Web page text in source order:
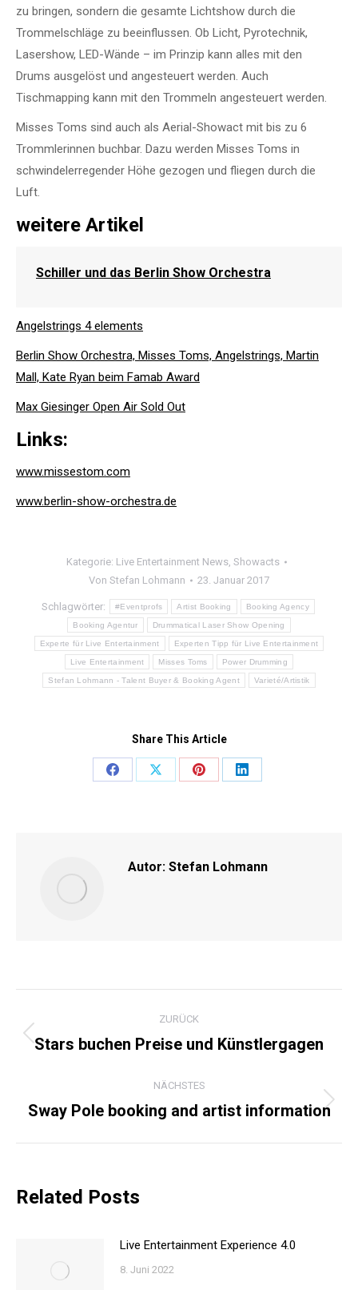
zu bringen, sondern die gesamte Lichtshow durch die
Trommelschläge zu beeinflussen. Ob Licht, Pyrotechnik,
Lasershow, LED-Wände – im Prinzip kann alles mit den
Drums ausgelöst und angesteuert werden. Auch
Tischmapping kann mit den Trommeln angesteuert werden.
Misses Toms sind auch als Aerial-Showact mit bis zu 6
Trommlerinnen buchbar. Dazu werden Misses Toms in
schwindelerregender Höhe gezogen und fliegen durch die
Luft.
weitere Artikel
Schiller und das Berlin Show Orchestra
Angelstrings 4 elements
Berlin Show Orchestra, Misses Toms, Angelstrings, Martin
Mall, Kate Ryan beim Famab Award
Max Giesinger Open Air Sold Out
Links:
www.missestom.com
www.berlin-show-orchestra.de
Kategorie: Live Entertainment News, Showacts
Von Stefan Lohmann 23. Januar 2017
Schlagwörter: #Eventprofs Artist Booking Booking Agency
Booking Agentur Drummatical Laser Show Opening
Experte für Live Entertainment Experten Tipp für Live Entertainment
Live Entertainment Misses Toms Power Drumming
Stefan Lohmann - Talent Buyer & Booking Agent Varieté/Artistik
Share This Article
Share
Share
Share
Share
Autor: Stefan Lohmann
ZURÜCK
Vorheriger
Stars buchen Preise und Künstlergagen
NÄCHSTES
Nächster
Sway Pole booking and artist information
Related Posts
Live Entertainment Experience 4.0
8. Juni 2022